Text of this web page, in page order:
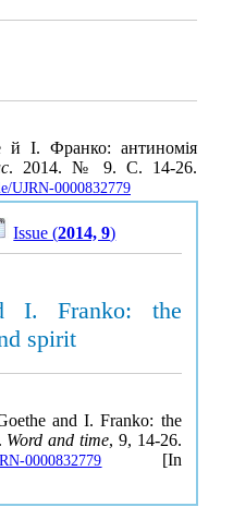
І. Франко: антиномія
. 2014. № 9. С. 14-26.
UJRN-0000832779
Issue (2014, 9)
I. Franko: the
spirit
and I. Franko: the
Word and time, 9, 14-26.
0000832779 [In